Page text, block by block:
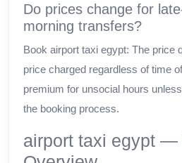
Do prices change for
morning transfers?
Book airport taxi egypt: The price
price charged regardless of time
premium for unsocial hours
the booking process.
airport taxi egypt —